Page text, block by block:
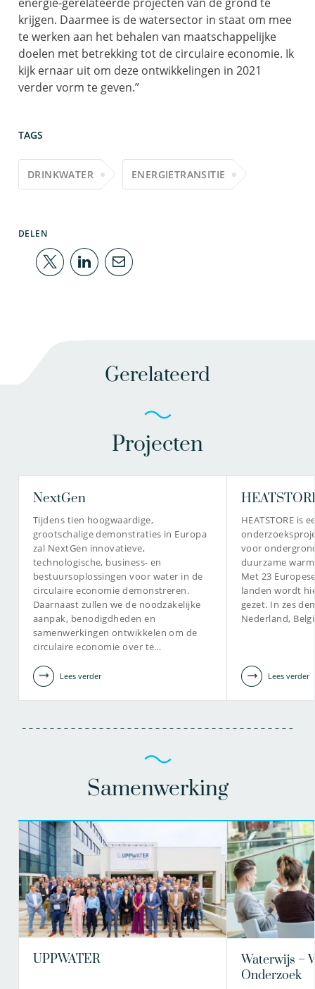
krijgen. Daarmee is de watersector in staat om mee
te werken aan het behalen van maatschappelijke
doelen met betrekking tot de circulaire economie. Ik
kijk ernaar uit om deze ontwikkelingen in 2021
verder vorm te geven.”
TAGS
DRINKWATER ENERGIETRANSITIE
DELEN
Gerelateerd
Projecten
NextGen
Tijdens tien hoogwaardige,
grootschalige demonstraties in Europa
zal NextGen innovatieve,
technologische, business- en
bestuursoplossingen voor water in de
circulaire economie demonstreren.
Daarnaast zullen we de noodzakelijke
aanpak, benodigdheden en
samenwerkingen ontwikkelen om de
circulaire economie over te…
Lees verder
HEATSTORE is
voor
duurzame
Met 23
landen wordt
gezet. In zes
Nederland,
Lees verder
Samenwerking
UPPWATER
Waterwijs –
Onderzoek